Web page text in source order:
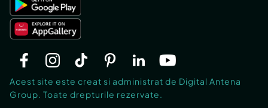
Acest site este creat si administrat de Digital Antena
Group. Toate drepturile rezervate.